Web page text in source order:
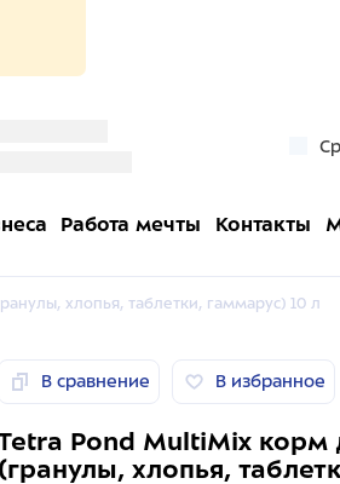
Работа мечты Контакты
хлопья, таблетки, гаммарус) 10 л
В сравнение В избранное
Pond MultiMix корм
(гранулы, хлопья,